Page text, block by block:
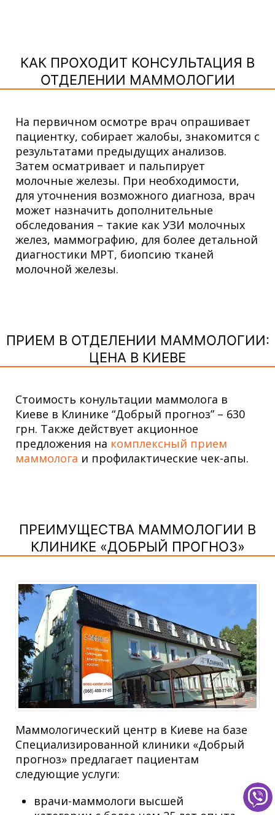
КАК ПРОХОДИТ КОНСУЛЬТАЦИЯ В
ОТДЕЛЕНИИ МАММОЛОГИИ
На первичном осмотре врач опрашивает
пациентку, собирает жалобы, знакомится с
результатами предыдущих анализов.
Затем осматривает и пальпирует
молочные железы. При необходимости,
для уточнения возможного диагноза, врач
может назначить дополнительные
обследования – такие как УЗИ молочных
желез, маммографию, для более детальной
диагностики МРТ, биопсию тканей
молочной железы.
ПРИЕМ В ОТДЕЛЕНИИ МАММОЛОГИИ:
ЦЕНА В КИЕВЕ
Стоимость конультации маммолога в
Киеве в Клинике “Добрый прогноз” – 630
грн. Также действует акционное
предложения на комплексный прием
маммолога и профилактические чек-апы.
ПРЕИМУЩЕСТВА МАММОЛОГИИ В
КЛИНИКЕ «ДОБРЫЙ ПРОГНОЗ»
Маммологический центр в Киеве на базе
Специализированной клиники «Добрый
прогноз» предлагает пациентам
следующие услуги:
врачи-маммологи высшей